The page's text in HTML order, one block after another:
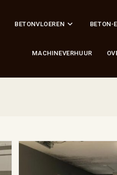
BETONVLOEREN BETON-
MACHINEVERHUUR